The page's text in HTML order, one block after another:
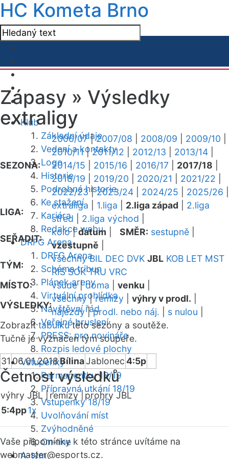
HC Kometa Brno
Klub
Základní údaje
Vedení a kontakty
Logo
Historie
Podrobná historie
Ke stažení
Kariéra
Redakce webu
DRFG Arena
DRFG Arena
Schéma tribun
Plánek areny
Virtuální prohlídka
Návštěvní řád
Veřejné bruslení
PRESS: pro novináře
Rozpis ledové plochy
Vstupenky
Permanentky 18/19
Přípravná utkání 18/19
Vstupenky 18/19
Uvolňování míst
Zvýhodněné
On-line
A-tým
Zápasy » Výsledky
extraligy
SEZONA:
2006/07|2007/08 2008/09 2009/10
2010/11|2011/12 2012/13 2013/14
2014/15
2015/16 2016/17 2017/18
2018/19
2019/20 2020/21 2021/22
2022/23|2023/24 2024/25 2025/26
LIGA:
extraliga 1.liga 2.liga západ
2.liga
střed
2.liga východ
SEŘADIT:
kolo|datum SMĚR: sestupně
vzestupně
TÝM:
všechny BIL DEC DVK JBL KOB LET MST
RIS SOK TRU VRC
MÍSTO:
všude|doma venku
VÝSLEDKY:
všechny|remízy výhry v prodl.
nájezdy|prodl. nebo náj. s nulou
Zobrazittabulkutéto sezóny a soutěže.
Tučně je vyznačen tým soupeře.
31 06.01.2018BílinaJablonec4:5p
Četnost výsledků
výhry JBL |remízy | prohry JBL
5:4pp1x
Vaše připomínky k této stránce uvítáme na
webmaster@esports.cz.